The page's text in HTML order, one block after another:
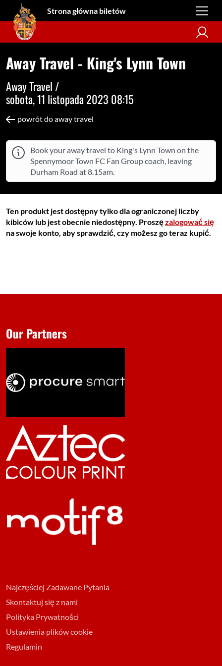
Strona główna biletów
Away Travel - King's Lynn Town
Away Travel /
sobota, 11 listopada 2023 08:15
powrót do away travel
Book your away travel to King's Lynn Town on the
Spennymoor Town FC Fan Group coach, leaving
Durham Road at 8.15am.
Ten produkt jest dostępny tylko dla ograniczonej liczby
kibiców lub jest obecnie niedostępny. Proszęzalogować się
na swoje konto, aby sprawdzić, czy możesz go teraz kupić.
Najczęściej Zadawane Pytania
Skontaktuj się z nami
Polityka Prywatności
Ustawienia plików cookie
Regulamin
Our Partners